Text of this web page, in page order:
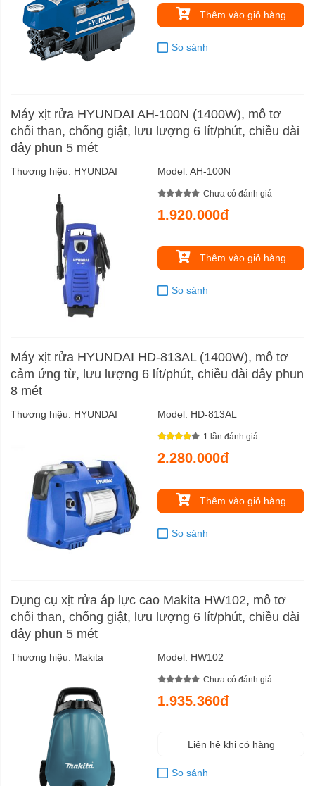
Thêm vào giỏ hàng
So sánh
Máy xịt rửa HYUNDAI AH-100N (1400W), mô tơ
chổi than, chống giật, lưu lượng 6 lít/phút, chiều dài
dây phun 5 mét
Thương hiệu: HYUNDAI Model: AH-100N
Chưa có đánh giá
1.920.000đ
Thêm vào giỏ hàng
So sánh
Máy xịt rửa HYUNDAI HD-813AL (1400W), mô tơ
cảm ứng từ, lưu lượng 6 lít/phút, chiều dài dây phun
8 mét
Thương hiệu: HYUNDAI Model: HD-813AL
1 lần đánh giá
2.280.000đ
Thêm vào giỏ hàng
So sánh
Dụng cụ xịt rửa áp lực cao Makita HW102, mô tơ
chổi than, chống giật, lưu lượng 6 lít/phút, chiều dài
dây phun 5 mét
Thương hiệu: Makita Model: HW102
Chưa có đánh giá
1.935.360đ
Liên hệ khi có hàng
So sánh